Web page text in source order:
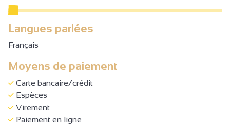
Langues parlées
Français
Moyens de paiement
Carte bancaire/crédit
Espèces
Virement
Paiement en ligne